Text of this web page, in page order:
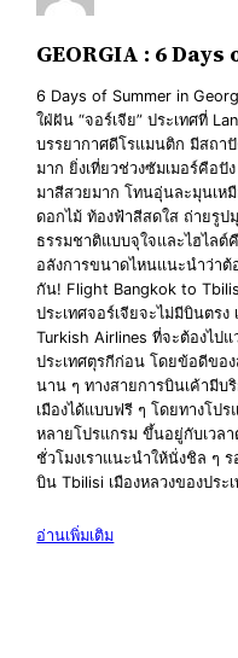
GEORGIA : 6
6 Days of Summer in
ใฝ่ฝัน “จอร์เจีย” ประเทศที่
บรรยากาศดีโรแมนติก มีสถา
มาก ยิ่งเที่ยวช่วงซัมเมอร์คือปั
มาสีสวยมาก โทนอุ่นละมุนเห
ดอกไม้ ท้องฟ้าสีสดใส ถ่ายรู
ธรรมชาติแบบจุใจและไฮไลต์
อลังการขนาดไหนแนะนำว่าต้
กัน! Flight Bangkok to
ประเทศจอร์เจียจะไม่มีบินตรง
Turkish Airlines ที่จะต้องไปแ
ประเทศตุรกีก่อน โดยข้อดีของ
นาน ๆ ทางสายการบินเค้ามีบ
เมืองได้แบบฟรี ๆ โดยทางโป
หลายโปรแกรม ขึ้นอยู่กับเวลา
ชั่วโมงเราแนะนำให้นั่งชิล ๆ
บิน Tbilisi เมืองหลวงของประ
อ่านเพิ่มเติม